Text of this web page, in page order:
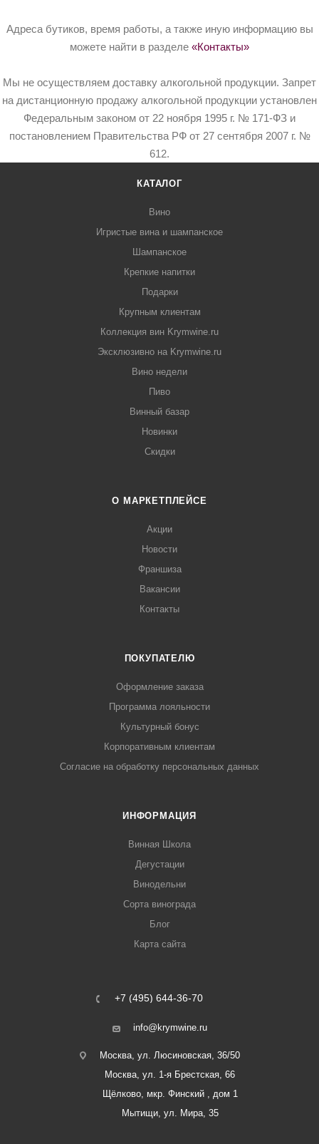
Адреса бутиков, время работы, а также иную информацию вы
можете найти в разделе «Контакты»
Мы не осуществляем доставку алкогольной продукции. Запрет
на дистанционную продажу алкогольной продукции установлен
Федеральным законом от 22 ноября 1995 г. № 171-ФЗ и
постановлением Правительства РФ от 27 сентября 2007 г. №
612.
КАТАЛОГ
Вино
Игристые вина и шампанское
Шампанское
Крепкие напитки
Подарки
Крупным клиентам
Коллекция вин Krymwine.ru
Эксклюзивно на Krymwine.ru
Вино недели
Пиво
Винный базар
Новинки
Скидки
О МАРКЕТПЛЕЙСЕ
Акции
Новости
Франшиза
Вакансии
Контакты
ПОКУПАТЕЛЮ
Оформление заказа
Программа лояльности
Культурный бонус
Корпоративным клиентам
Согласие на обработку персональных данных
ИНФОРМАЦИЯ
Винная Школа
Дегустации
Винодельни
Сорта винограда
Блог
Карта сайта
+7 (495) 644-36-70
info@krymwine.ru
Москва, ул. Люсиновская, 36/50
Москва, ул. 1-я Брестская, 66
Щёлково, мкр. Финский , дом 1
Мытищи, ул. Мира, 35